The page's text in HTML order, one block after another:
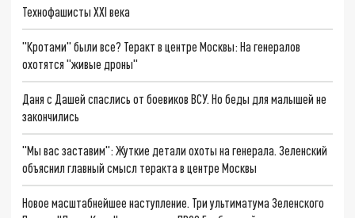
Технофашисты XXI века
"Кротами" были все? Теракт в центре Москвы: На генералов
охотятся "живые дроны"
Даня с Дашей спаслись от боевиков ВСУ. Но беды для малышей не
закончились
"Мы вас заставим": Жуткие детали охоты на генерала. Зеленский
объяснил главный смысл теракта в центре Москвы
Новое масштабнейшее наступление. Три ультиматума Зеленского